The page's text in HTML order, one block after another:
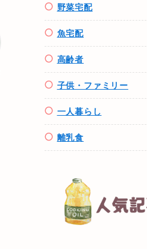
野菜宅配
魚宅配
高齢者
子供・ファミリー
一人暮らし
離乳食